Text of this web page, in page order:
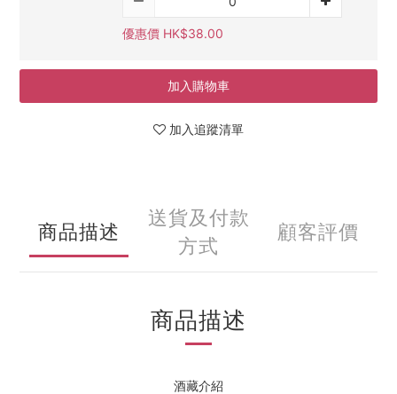
優惠價 HK$38.00
加入購物車
加入追蹤清單
商品描述
送貨及付款
方式
顧客評價
商品描述
酒藏介紹